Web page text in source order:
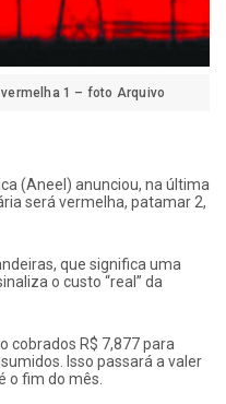
1 – foto Arquivo
(Aneel) anunciou, na última
será vermelha, patamar 2,
que significa uma
o custo “real” da
cobrados R$ 7,877 para
Isso passará a valer
o fim do mês.